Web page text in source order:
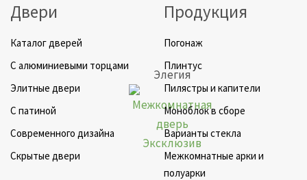
Элегия
Двери
Каталог дверей
C алюминиевыми торцами
Элитные двери
C патиной
Cовременного дизайна
Скрытые двери
Продукция
Погонаж
Плинтус
Пилястры и капители
Моноблок в сборе
Варианты стекла
Межкомнатные арки и
полуарки